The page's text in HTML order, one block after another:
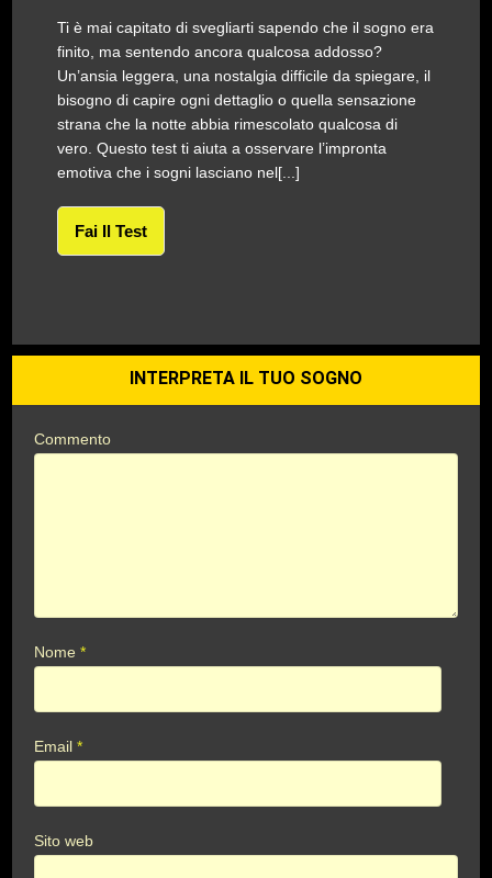
Ti è mai capitato di svegliarti sapendo che il sogno era
finito, ma sentendo ancora qualcosa addosso?
Un’ansia leggera, una nostalgia difficile da spiegare, il
bisogno di capire ogni dettaglio o quella sensazione
strana che la notte abbia rimescolato qualcosa di
vero. Questo test ti aiuta a osservare l’impronta
emotiva che i sogni lasciano nel[...]
Fai Il Test
INTERPRETA IL TUO SOGNO
Commento
Nome*
Email*
Sito web